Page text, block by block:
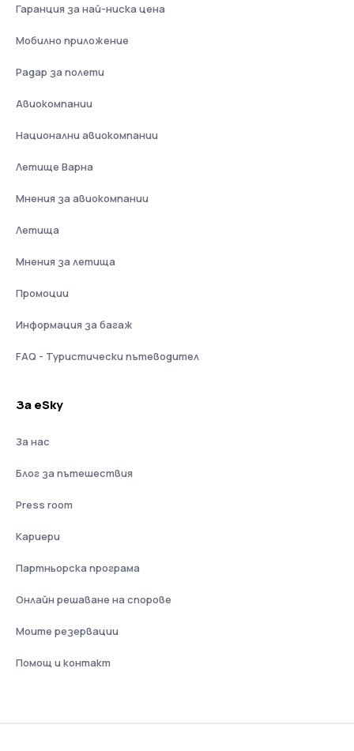
Гаранция за най-ниска цена
Мобилно приложение
Радар за полети
Авиокомпании
Национални авиокомпании
Летище Варна
Мнения за авиокомпании
Летища
Мнения за летища
Промоции
Информация за багаж
FAQ - Туристически пътеводител
За eSky
За нас
Блог за пътешествия
Press room
Кариери
Партньорска програма
Онлайн решаване на спорове
Моите резервации
Помощ и контакт